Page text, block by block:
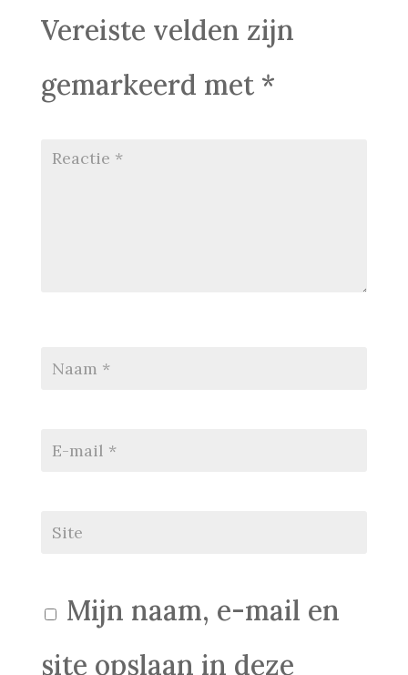
Vereiste velden zijn
gemarkeerd met *
Mijn naam, e-mail en
site opslaan in deze